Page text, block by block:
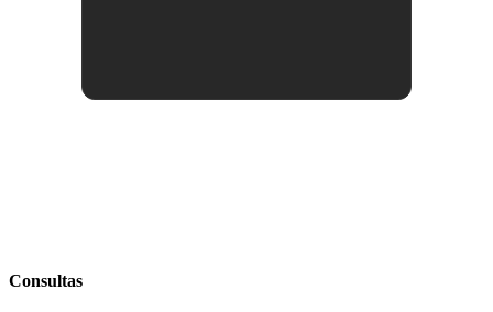
Consultas